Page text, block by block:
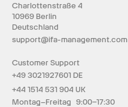
Charlottenstraße 4
10969 Berlin
Deutschland
support@ifa-management.com
Customer Support
+49 3021927601 DE
+44 1514 531 904 UK
Montag–Freitag 9:00–17:30